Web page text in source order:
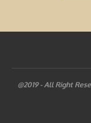
@2019 - All Right